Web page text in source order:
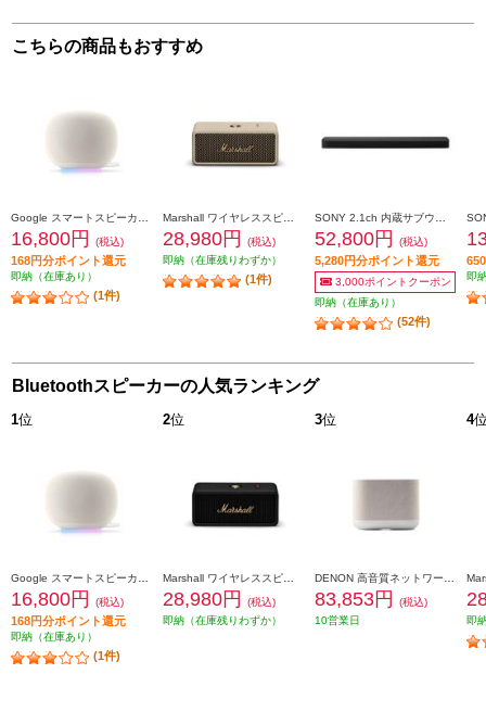
こちらの商品もおすすめ
16,800円 (税込)
168円分ポイント還元
即納（在庫あり）
(1件)
28,980円
(税込)
即納（在庫残りわずか）
(1件)
52,800円 (税込)
5,280円分ポイント還元
3,000ポイントクーポン
即納（在庫あり）
(52件)
即
Bluetoothスピーカーの人気ランキング
1位
16,800円 (税込)
168円分ポイント還元
即納（在庫あり）
(1件)
2位
28,980円
(税込)
即納（在庫残りわずか）
3位
83,853円
(税込)
10営業日
4
即